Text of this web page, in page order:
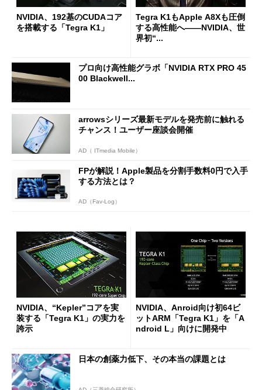
NVIDIA、192基のCUDAコア
を搭載する「Tegra K1」
Tegra K1もApple A8Xも圧倒
する高性能へ――NVIDIA、世
界初“...
プロ向け高性能グラボ「NVIDIA RTX PRO 45
00 Blackwell...
arrowsシリーズ最新モデルを発売前に触れる
チャンス！ユーザー座談会開催
AD（ ITmedia Mobile）
FPが解説！Apple製品を分割手数料0円で入手
する方法とは？
AD（Fav-Log）
NVIDIA、“Kepler”コアを実
装する「Tegra K1」の実力を
誇示
NVIDIA、Anroid向け初64ビ
ットARM「Tegra K1」を「A
ndroid L」向けに開発中
日本の創薬力低下、その本当の課題とは